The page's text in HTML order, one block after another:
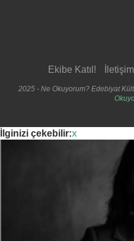
Ekibe Katıl! İletişim
2025 - Ne Okuyorum? Edebiyat
İlginizi çekebilir:x